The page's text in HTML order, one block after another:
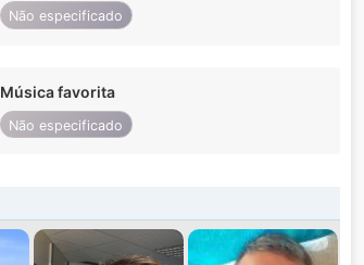
Não especificado
Música favorita
Não especificado